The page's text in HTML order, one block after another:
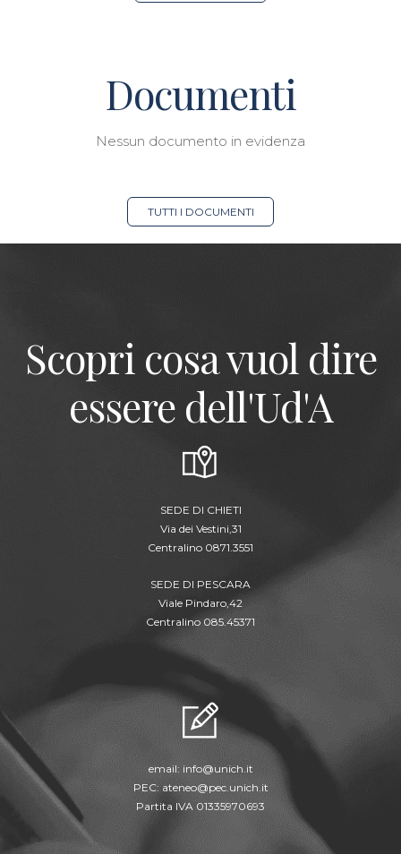
Documenti
Nessun documento in evidenza
TUTTI I DOCUMENTI
Scopri cosa vuol dire
essere dell'Ud'A
SEDE DI CHIETI
Via dei Vestini,31
Centralino 0871.3551
SEDE DI PESCARA
Viale Pindaro,42
Centralino 085.45371
email: info@unich.it
PEC:ateneo@pec.unich.it
Partita IVA 01335970693